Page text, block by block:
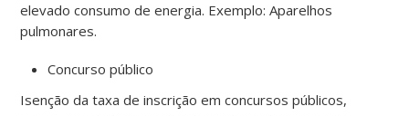
elevado consumo de energia. Exemplo: Aparelhos
pulmonares.
Concurso público
Isenção da taxa de inscrição em concursos públicos,